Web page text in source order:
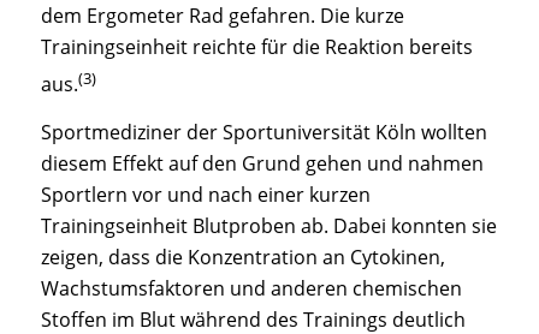
dem Ergometer Rad gefahren. Die kurze
Trainingseinheit reichte für die Reaktion bereits
aus.(3)
Sportmediziner der Sportuniversität Köln wollten
diesem Effekt auf den Grund gehen und nahmen
Sportlern vor und nach einer kurzen
Trainingseinheit Blutproben ab. Dabei konnten sie
zeigen, dass die Konzentration an Cytokinen,
Wachstumsfaktoren und anderen chemischen
Stoffen im Blut während des Trainings deutlich